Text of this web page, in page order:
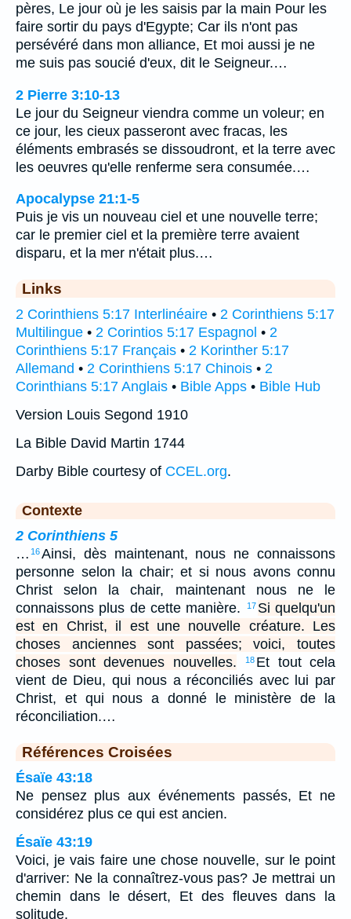
pères, Le jour où je les saisis par la main Pour les
faire sortir du pays d'Egypte; Car ils n'ont pas
persévéré dans mon alliance, Et moi aussi je ne
me suis pas soucié d'eux, dit le Seigneur.…
2 Pierre 3:10-13
Le jour du Seigneur viendra comme un voleur; en
ce jour, les cieux passeront avec fracas, les
éléments embrasés se dissoudront, et la terre avec
les oeuvres qu'elle renferme sera consumée.…
Apocalypse 21:1-5
Puis je vis un nouveau ciel et une nouvelle terre;
car le premier ciel et la première terre avaient
disparu, et la mer n'était plus.…
Links
2 Corinthiens 5:17 Interlinéaire • 2 Corinthiens 5:17
Multilingue • 2 Corintios 5:17 Espagnol • 2
Corinthiens 5:17 Français • 2 Korinther 5:17
Allemand • 2 Corinthiens 5:17 Chinois • 2
Corinthians 5:17 Anglais • Bible Apps • Bible Hub
Version Louis Segond 1910
La Bible David Martin 1744
Darby Bible courtesy of CCEL.org.
Contexte
2 Corinthiens 5
… 16Ainsi, dès maintenant, nous ne connaissons
personne selon la chair; et si nous avons connu
Christ selon la chair, maintenant nous ne le
connaissons plus de cette manière.
17 Si quelqu'un
est en Christ, il est une nouvelle créature. Les
choses anciennes sont passées; voici, toutes
choses sont devenues nouvelles.
18 Et tout cela
vient de Dieu, qui nous a réconciliés avec lui par
Christ, et qui nous a donné le ministère de la
réconciliation.…
Références Croisées
Ésaïe 43:18
Ne pensez plus aux événements passés, Et ne
considérez plus ce qui est ancien.
Ésaïe 43:19
Voici, je vais faire une chose nouvelle, sur le point
d'arriver: Ne la connaîtrez-vous pas? Je mettrai un
chemin dans le désert, Et des fleuves dans la
solitude.